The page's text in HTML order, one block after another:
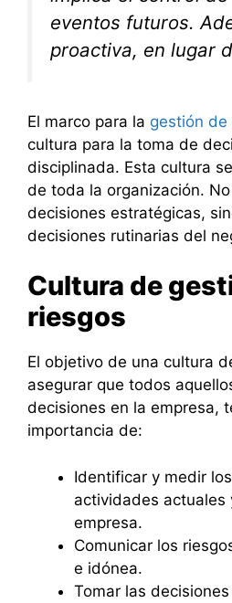
eventos futuros.
proactiva, en lugar
El marco para la gestión de
cultura para la toma de
disciplinada. Esta cultura
de toda la organización.
decisiones estratégicas,
decisiones rutinarias del
Cultura de
riesgos
El objetivo de una cultura
asegurar que todos
decisiones en la empresa,
importancia de:
Identificar y medir
actividades actuales
empresa.
Comunicar los
e idónea.
Tomar las